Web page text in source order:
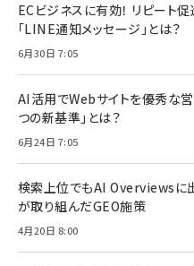
ECビジネスに有効！ リピート
「LINE通知メッセージ」とは？
6月30日 7:05
AI活用でWebサイトを優秀な
つの新基準」とは？
6月24日 7:05
検索上位でもAI Overviewsに
が取り組んだGEO施策
4月20日 8:00